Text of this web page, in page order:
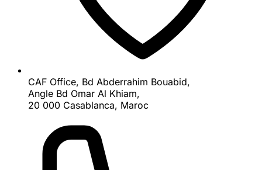
CAF Office, Bd Abderrahim Bouabid,
Angle Bd Omar Al Khiam,
20 000 Casablanca, Maroc